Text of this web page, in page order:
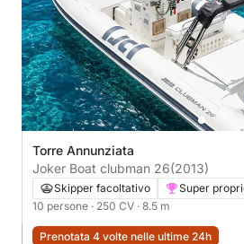
Torre Annunziata
Joker Boat clubman 26(2013)
Skipper facoltativo Super
10 persone · 250 CV · 8.5 m
Prenotata 4 volte nelle ultime 24h